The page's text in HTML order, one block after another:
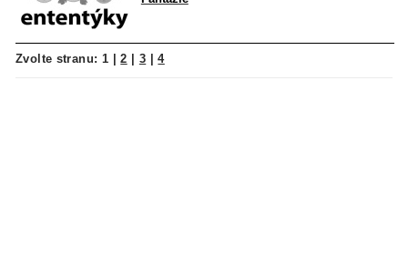
Zvolte stranu: 1 |2 3 |4